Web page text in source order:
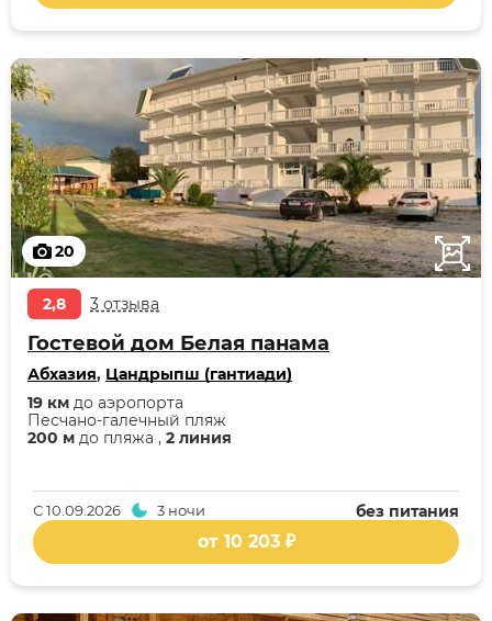
20
2,8 3 отзыва
Гостевой дом Белая панама
Абхазия, Цандрыпш (гантиади)
200 м до пляжа , 2 линия
Песчано-галечный пляж
19 км до аэропорта
без питания
С10.09.2026 3 ночи
от 10 203 ₽